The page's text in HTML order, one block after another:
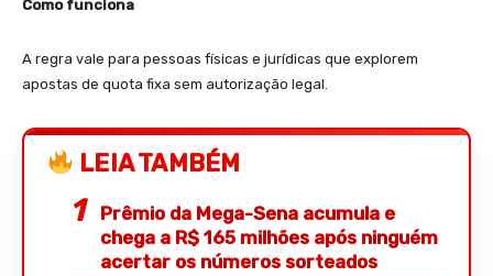
Como funciona
A regra vale para pessoas físicas e jurídicas que explorem
apostas de quota fixa sem autorização legal.
LEIA TAMBÉM
Prêmio da Mega-Sena acumula e
chega a R$ 165 milhões após ninguém
acertar os números sorteados